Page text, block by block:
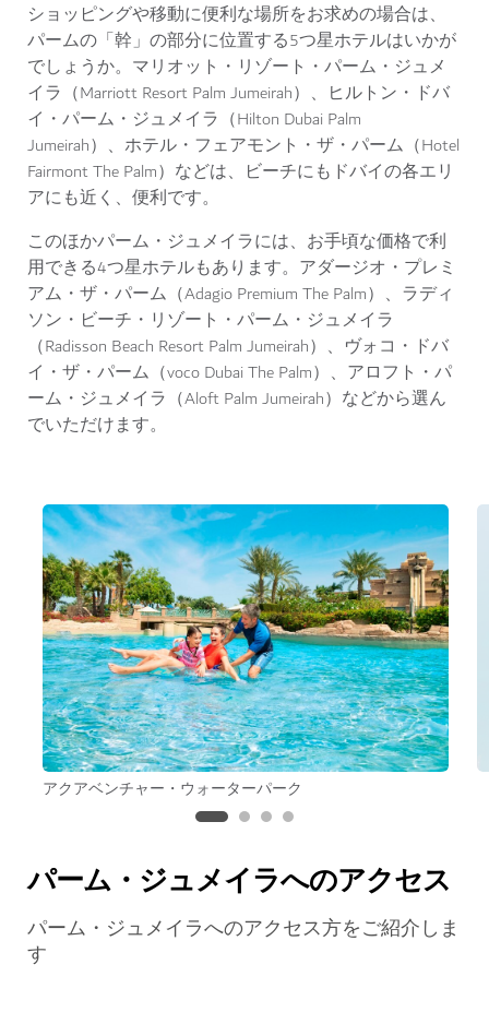
ショッピングや移動に便利な場所をお求めの場合は、
パームの「幹」の部分に位置する5つ星ホテルはいかが
でしょうか。マリオット・リゾート・パーム・ジュメ
イラ（Marriott Resort Palm Jumeirah）、ヒルトン・ドバ
イ・パーム・ジュメイラ（Hilton Dubai Palm
Jumeirah）、ホテル・フェアモント・ザ・パーム（Hotel
Fairmont The Palm）などは、ビーチにもドバイの各エリ
アにも近く、便利です。
このほかパーム・ジュメイラには、お手頃な価格で利
用できる4つ星ホテルもあります。アダージオ・プレミ
アム・ザ・パーム（Adagio Premium The Palm）、ラディ
ソン・ビーチ・リゾート・パーム・ジュメイラ
（Radisson Beach Resort Palm Jumeirah）、ヴォコ・ドバ
イ・ザ・パーム（voco Dubai The Palm）、アロフト・パ
ーム・ジュメイラ（Aloft Palm Jumeirah）などから選ん
でいただけます。
アクアベンチャー・ウォーターパーク
パーム・ジュメイラへのアクセス
パーム・ジュメイラへのアクセス方をご紹介しま
す